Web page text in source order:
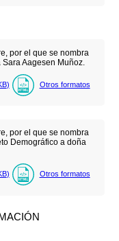
por el que se nombra
Aagesen Muñoz.
) Otros formatos
por el que se nombra
Demográfico a doña
) Otros formatos